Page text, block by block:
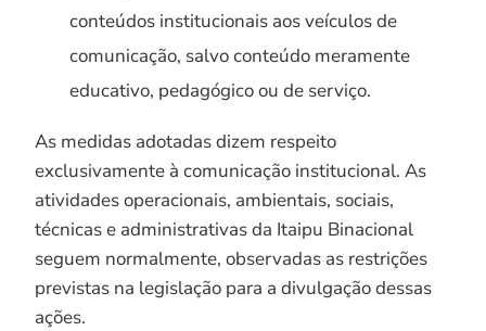
conteúdos institucionais aos veículos de
comunicação, salvo conteúdo meramente
educativo, pedagógico ou de serviço.
As medidas adotadas dizem respeito
exclusivamente à comunicação institucional. As
atividades operacionais, ambientais, sociais,
técnicas e administrativas da Itaipu Binacional
seguem normalmente, observadas as restrições
previstas na legislação para a divulgação dessas
ações.